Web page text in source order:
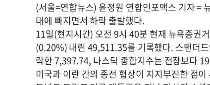
(서울=연합뉴스) 윤정원 연합인포맥스 기자 =
태에 빠지면서 하락 출발했다.
11일(현지시간) 오전 9시 40분 현재 뉴욕증권
(0.20%) 내린 49,511.35를 기록했다. 스탠더
락한 7,397.74, 나스닥 종합지수는 전장보다
미국과 이란 간의 종전 협상이 지지부진한 점